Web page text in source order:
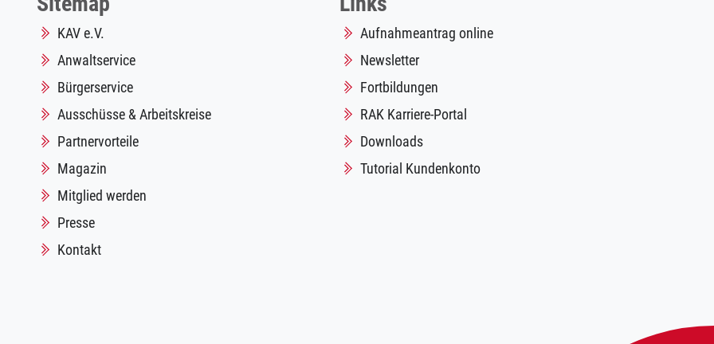
KAV e.V.
Anwaltservice
Bürgerservice
Ausschüsse & Arbeitskreise
Partnervorteile
Magazin
Mitglied werden
Presse
Kontakt
Aufnahmeantrag online
Newsletter
Fortbildungen
RAK Karriere-Portal
Downloads
Tutorial Kundenkonto